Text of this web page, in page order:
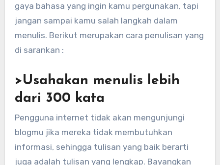
gaya bahasa yang ingin kamu pergunakan, tapi
jangan sampai kamu salah langkah dalam
menulis. Berikut merupakan cara penulisan yang
di sarankan :
>Usahakan menulis lebih
dari 300 kata
Pengguna internet tidak akan mengunjungi
blogmu jika mereka tidak membutuhkan
informasi, sehingga tulisan yang baik berarti
juga adalah tulisan yang lengkap. Bayangkan